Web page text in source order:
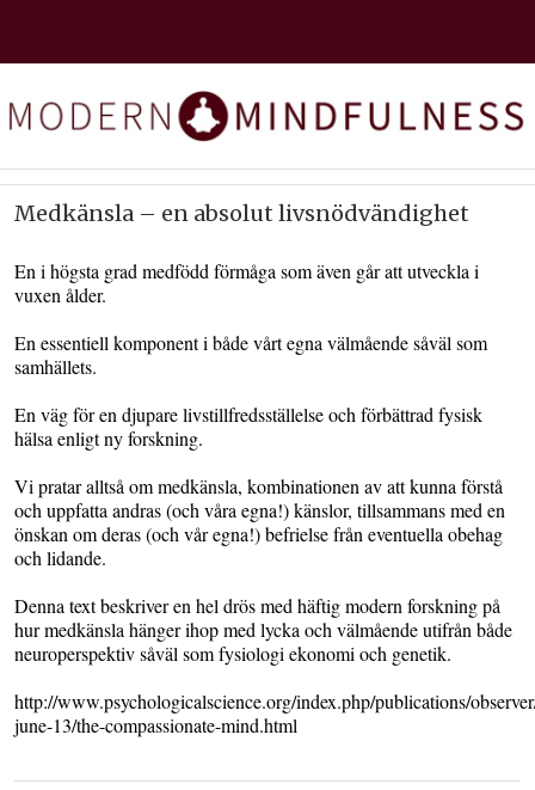
Medkänsla – en absolut livsnödvändighet
En i högsta grad medfödd förmåga som även går att utveckla i
vuxen ålder.
En essentiell komponent i både vårt egna välmående såväl som
samhällets.
En väg för en djupare livstillfredsställelse och förbättrad fysisk
hälsa enligt ny forskning.
Vi pratar alltså om medkänsla, kombinationen av att kunna förstå
och uppfatta andras (och våra egna!) känslor, tillsammans med en
önskan om deras (och vår egna!) befrielse från eventuella obehag
och lidande.
Denna text beskriver en hel drös med häftig modern forskning på
hur medkänsla hänger ihop med lycka och välmående utifrån både
neuroperspektiv såväl som fysiologi ekonomi och genetik.
http://www.psychologicalscience.org/index.php/publications/
june-13/the-compassionate-mind.html